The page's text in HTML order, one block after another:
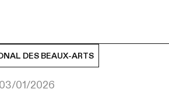
DES BEAUX-ARTS
01/2026